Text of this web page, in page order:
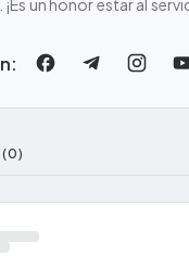
un honor estar al
(0)